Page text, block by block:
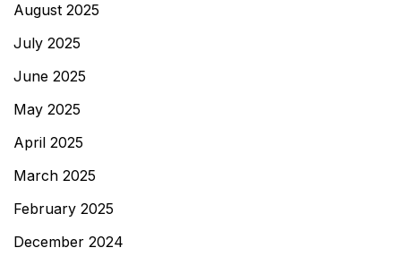
August 2025
July 2025
June 2025
May 2025
April 2025
March 2025
February 2025
December 2024